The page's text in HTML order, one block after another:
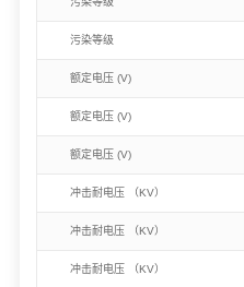
污染等级
额定电压 (V)
额定电压 (V)
额定电压 (V)
冲击耐电压 （KV）
冲击耐电压 （KV）
冲击耐电压 （KV）